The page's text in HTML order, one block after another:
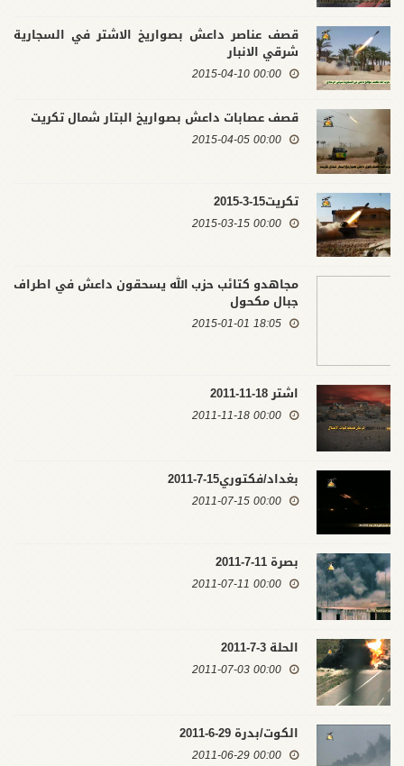
قصف عناصر داعش بصواريخ الاشتر في السجارية
شرقي الانبار
00:00 2015-04-10
قصف عصابات داعش بصواريخ البتار شمال تكريت
00:00 2015-04-05
تكريت15-3-2015
00:00 2015-03-15
مجاهدو كتائب حزب الله يسحقون داعش في اطراف
جبال مكحول
18:05 2015-01-01
اشتر 18-11-2011
00:00 2011-11-18
بغداد/فكتوري15-7-2011
00:00 2011-07-15
بصرة 11-7-2011
00:00 2011-07-11
الحلة 3-7-2011
00:00 2011-07-03
الكوت/بدرة 29-6-2011
00:00 2011-06-29